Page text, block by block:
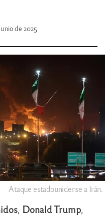
de 2025
Ataque estadounidense a Irán.
, Donald Trump,